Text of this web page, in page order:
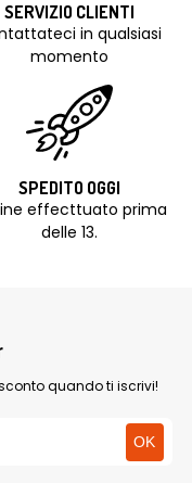
SERVIZIO CLIENTI
in qualsiasi
momento
SPEDITO OGGI
effecttuato prima
delle 13.
sconto quando ti iscrivi!